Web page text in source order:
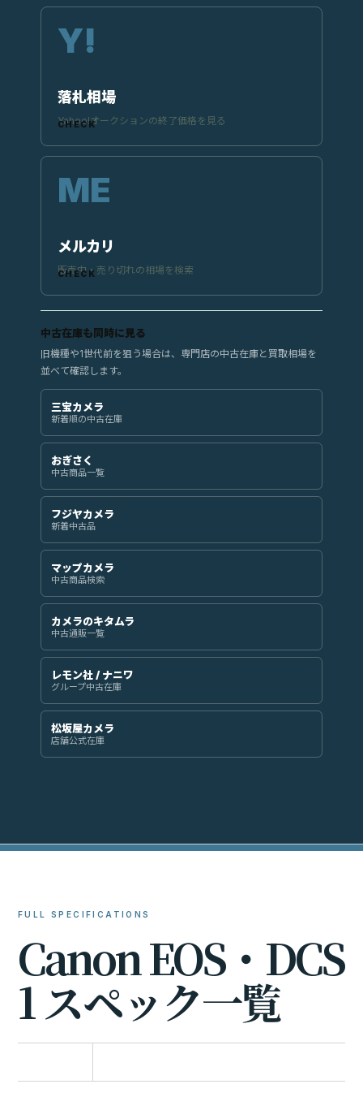
落札相場
Yahoo!オークションの終了価格を見る
メルカリ
販売中・売り切れの相場を検索
中古在庫も同時に見る
旧機種や1世代前を狙う場合は、専門店の中古在庫と買取相場を
並べて確認します。
三宝カメラ
新着順の中古在庫
おぎさく
中古商品一覧
フジヤカメラ
新着中古品
マップカメラ
中古商品検索
カメラのキタムラ
中古通販一覧
レモン社 / ナニワ
グループ中古在庫
松坂屋カメラ
店舗公式在庫
FULL SPECIFICATIONS
CanonEOS・ DCS
1スペック一覧